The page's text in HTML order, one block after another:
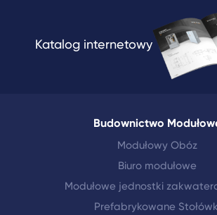
Katalog internetowy
Budownictwo
Modułowy Obóz
Biuro modułowe
Modułowe jednostki
Prefabrykowane